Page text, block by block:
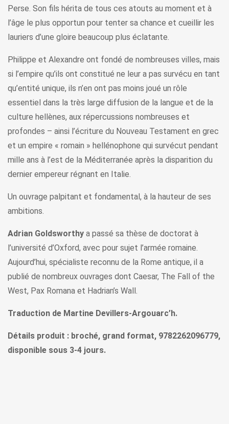
Perse. Son fils hérita de tous ces atouts au moment et à
l’âge le plus opportun pour tenter sa chance et cueillir les
lauriers d’une gloire beaucoup plus éclatante.
Philippe et Alexandre ont fondé de nombreuses villes, mais
si l’empire qu’ils ont constitué ne leur a pas survécu en tant
qu’entité unique, ils n’en ont pas moins joué un rôle
essentiel dans la très large diffusion de la langue et de la
culture hellènes, aux répercussions nombreuses et
profondes – ainsi l’écriture du Nouveau Testament en grec
et un empire « romain » hellénophone qui survécut pendant
mille ans à l’est de la Méditerranée après la disparition du
dernier empereur régnant en Italie.
Un ouvrage palpitant et fondamental, à la hauteur de ses
ambitions.
Adrian Goldsworthy a passé sa thèse de doctorat à
l’université d’Oxford, avec pour sujet l’armée romaine.
Aujourd’hui, spécialiste reconnu de la Rome antique, il a
publié de nombreux ouvrages dont Caesar, The Fall of the
West, Pax Romana et Hadrian’s Wall.
Traduction de Martine Devillers-Argouarc’h.
Détails produit : broché, grand format, 9782262096779,
disponible sous 3-4 jours.